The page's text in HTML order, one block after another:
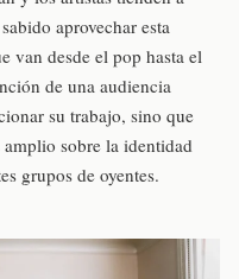
aprovechar esta
van desde el pop hasta el
de una audiencia
su trabajo, sino que
sobre la identidad
grupos de oyentes.